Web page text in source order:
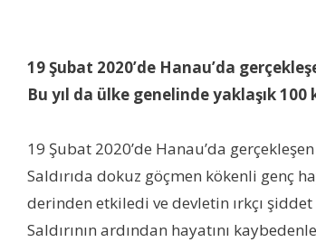
19 Şubat 2020’de Hanau’da
Bu yıl da ülke genelinde yaklaşık
19 Şubat 2020’de Hanau’da
Saldırıda dokuz göçmen kökenli genç
derinden etkiledi ve devletin ırkçı
Saldırının ardından hayatını